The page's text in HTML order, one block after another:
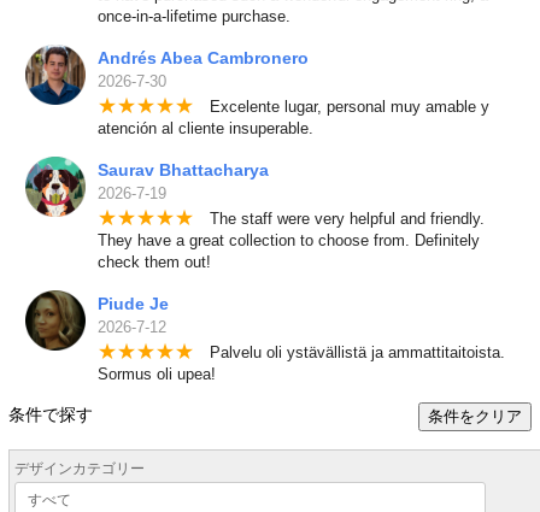
once-in-a-lifetime purchase.
Andrés Abea Cambronero
2026-7-30
★★★★★ Excelente lugar, personal muy amable y
atención al cliente insuperable.
Saurav Bhattacharya
2026-7-19
★★★★★ The staff were very helpful and friendly.
They have a great collection to choose from. Definitely
check them out!
Piude Je
2026-7-12
★★★★★ Palvelu oli ystävällistä ja ammattitaitoista.
Sormus oli upea!
条件で探す 条件をクリア
デザインカテゴリー